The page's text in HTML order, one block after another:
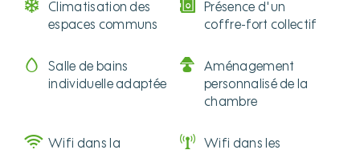
Climatisation des
espaces communs
Présence d'un
coffre-fort collectif
Salle de bains
individuelle adaptée
Aménagement
personnalisé de la
chambre
Wifi dans la
Wifi dans les